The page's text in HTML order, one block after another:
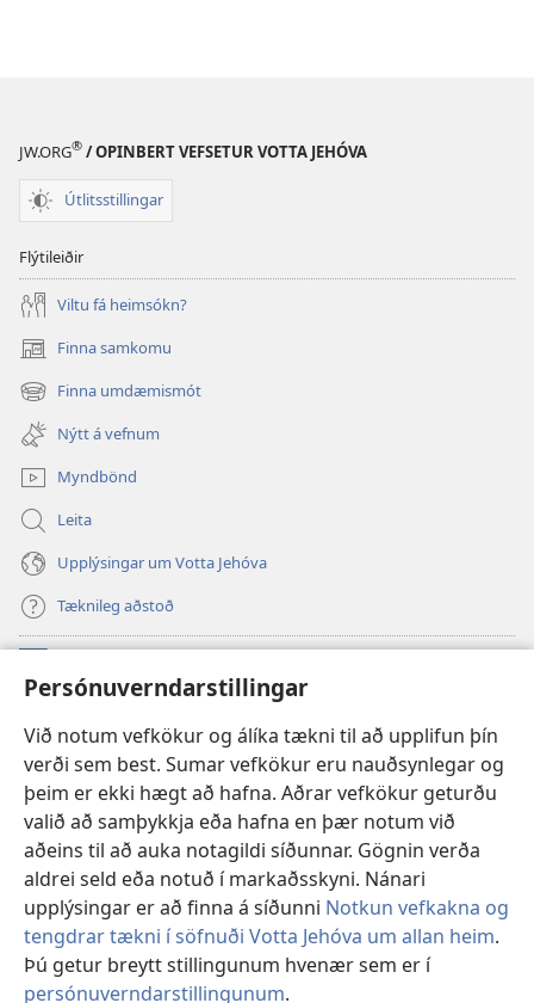
Persónuverndarstillingar
Við notum vefkökur og álíka tækni til að upplifun þín
verði sem best. Sumar vefkökur eru nauðsynlegar og
þeim er ekki hægt að hafna. Aðrar vefkökur geturðu
valið að samþykkja eða hafna en þær notum við
aðeins til að auka notagildi síðunnar. Gögnin verða
aldrei seld eða notuð í markaðsskyni. Nánari
upplýsingar er að finna á síðunni Notkun vefkakna og
tengdrar tækni í söfnuði Votta Jehóva um allan heim.
Þú getur breytt stillingunum hvenær sem er í
persónuverndarstillingunum.
JW.ORG® / OPINBERT VEFSETUR VOTTA JEHÓVA
Útlitsstillingar
Flýtileiðir
Viltu fá heimsókn?
Finna samkomu
(opnast
í
nýjum
glugga)
Finna umdæmismót
(opnast
nýjum
glugga)
Nýtt á vefnum
Myndbönd
Leita
Upplýsingar um Votta Jehóva
Tæknileg aðstoð
(opnast
glugga)
VEFBÓKASAFN Varðturnsins
(opnast
nýjum
glugga)
JW Hub
(opnast
nýjum
glugga)
JW Library -appið
Copyright © 2026 Watch Tower Bible and Tract Society of Pennsylvania.
NOTKUNARSKILMÁLAR|PERSÓNUVERNDARSTEFNA